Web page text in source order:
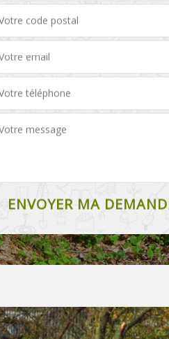
Paysagiste 36